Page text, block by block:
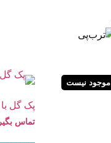
موجود نیست
پک گل با
تماس